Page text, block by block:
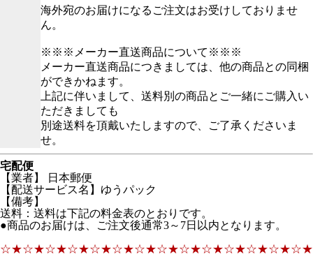
海外宛のお届けになるご注文はお受けしておりませ
ん。
※※※メーカー直送商品について※※※
メーカー直送商品につきましては、他の商品との同梱
ができかねます。
上記に伴いまして、送料別の商品とご一緒にご購入い
ただきましても
別途送料を頂戴いたしますので、ご了承くださいま
せ。
宅配便
【業者】 日本郵便
【配送サービス名】ゆうパック
【備考】
送料：送料は下記の料金表のとおりです。
●商品のお届けは、ご注文後通常3～7日以内となります。